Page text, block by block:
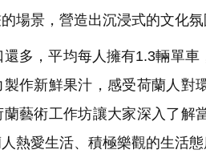
場景，營造出沉浸式的文化氛
多，平均每人擁有1.3輛單車
作新鮮果汁，感受荷蘭人
藝術工作坊讓大家深入了
熱愛生活、積極樂觀的生活態